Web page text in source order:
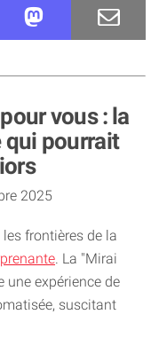
vous : la
pourrait
2025
frontières de la
. La "Mirai
une expérience de
suscitant